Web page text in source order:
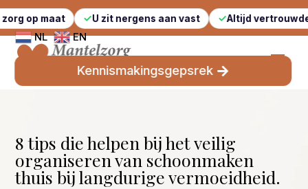
U zit nergens aan vast Altijd vertrouwde gezichten
NL EN
Kennismakingsgepsrek
8 tips die helpen bij het veilig
organiseren van schoonmaken
thuis bij langdurige vermoeidheid.